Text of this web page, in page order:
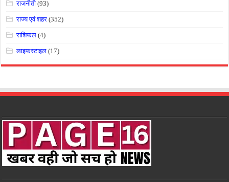
राजनीती (93)
राज्य एवं शहर (352)
राशिफल (4)
लाइफस्टाइल (17)